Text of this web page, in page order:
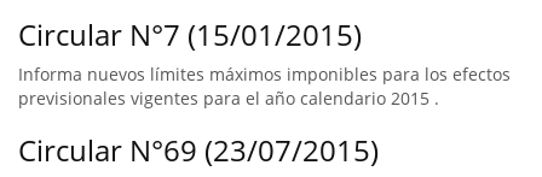
Circular N°7 (15/01/2015)
Informa nuevos límites máximos imponibles para los efectos
previsionales vigentes para el año calendario 2015 .
Circular N°69 (23/07/2015)